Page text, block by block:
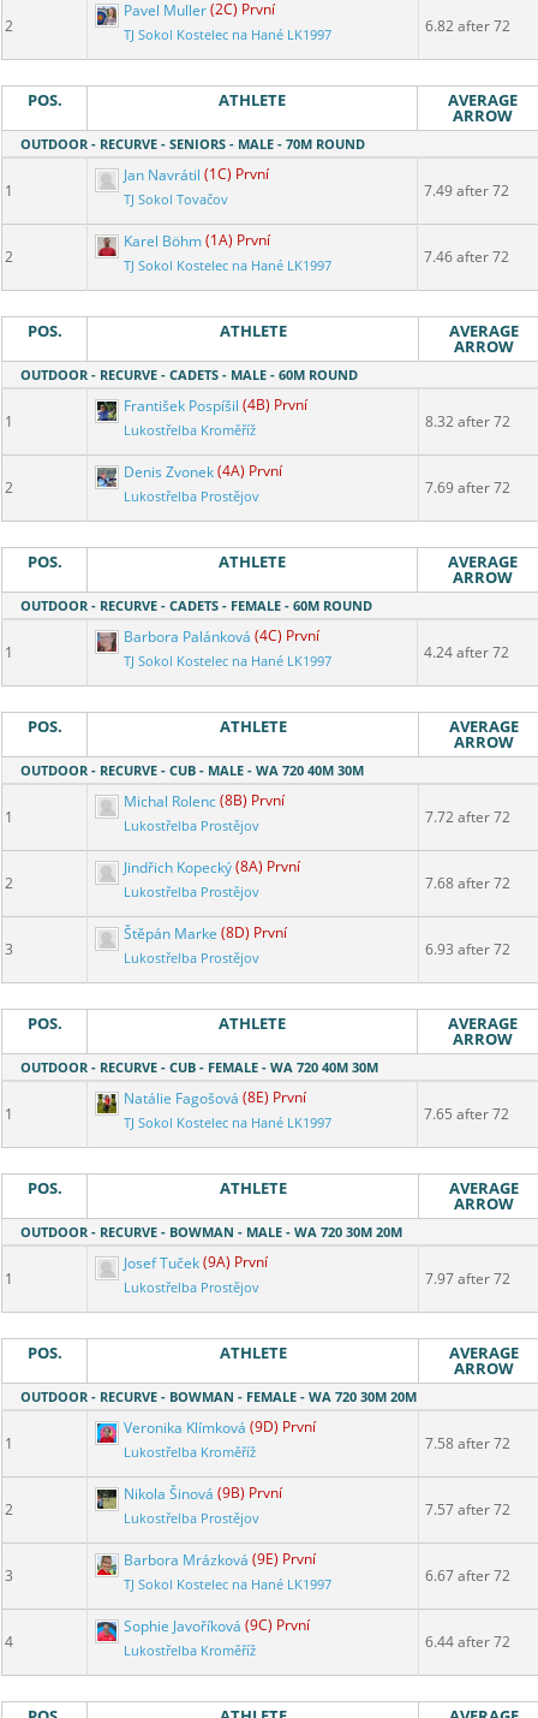
2
Pavel Muller(2C) První
TJ Sokol Kostelec na Hané LK1997 6.82 after 72
POS. ATHLETE AVERAGE
ARROW
OUTDOOR - RECURVE - SENIORS - MALE - 70M ROUND
1
Jan Navrátil (1C) První
TJ Sokol Tovačov 7.49 after 72
2
Karel Böhm(1A) První
TJ Sokol Kostelec na Hané LK1997 7.46 after 72
POS. ATHLETE AVERAGE
ARROW
OUTDOOR - RECURVE - CADETS - MALE - 60M ROUND
1
František Pospíšil (4B) První
Lukostřelba Kroměříž 8.32 after 72
2
Denis Zvonek(4A) První
Lukostřelba Prostějov 7.69 after 72
POS. ATHLETE AVERAGE
ARROW
OUTDOOR - RECURVE - CADETS - FEMALE - 60M ROUND
1
Barbora Palánková (4C) První
TJ Sokol Kostelec na Hané LK1997 4.24 after 72
POS. ATHLETE AVERAGE
ARROW
OUTDOOR - RECURVE - CUB - MALE - WA 720 40M 30M
1
Michal Rolenc(8B) První
Lukostřelba Prostějov 7.72 after 72
2
Jindřich Kopecký(8A) První
Lukostřelba Prostějov 7.68 after 72
3
Štěpán Marke (8D) První
Lukostřelba Prostějov 6.93 after 72
POS. ATHLETE AVERAGE
ARROW
OUTDOOR - RECURVE - CUB - FEMALE - WA 720 40M 30M
1
Natálie Fagošová (8E) První
TJ Sokol Kostelec na Hané LK1997 7.65 after 72
POS. ATHLETE AVERAGE
ARROW
OUTDOOR - RECURVE - BOWMAN - MALE - WA 720 30M 20M
1
Josef Tuček(9A) První
Lukostřelba Prostějov 7.97 after 72
POS. ATHLETE AVERAGE
ARROW
OUTDOOR - RECURVE - BOWMAN - FEMALE - WA 720 30M 20M
1
Veronika Klímková (9D) První
Lukostřelba Kroměříž 7.58 after 72
2
Nikola Šinová (9B) První
Lukostřelba Prostějov 7.57 after 72
3
Barbora Mrázková (9E) První
TJ Sokol Kostelec na Hané LK1997 6.67 after 72
4
Sophie Javoříková (9C) První
Lukostřelba Kroměříž 6.44 after 72